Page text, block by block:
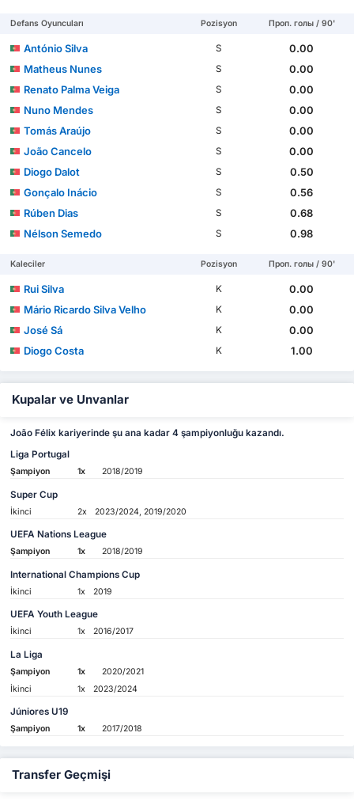
Defans Oyuncuları Pozisyon Проп. голы / 90'
António Silva S
0.00
Matheus Nunes
S
0.00
Renato Palma Veiga
S
0.00
Nuno Mendes
S
0.00
Tomás Araújo
S
0.00
João Cancelo
S
0.00
Diogo Dalot
S
0.50
Gonçalo Inácio
S
0.56
Rúben Dias
S
0.68
Nélson Semedo
S 0.98
Kaleciler Pozisyon Проп. голы / 90'
Rui Silva K
0.00
Mário Ricardo Silva Velho
K
0.00
José Sá
K
0.00
Diogo Costa
K 1.00
Kupalar ve Unvanlar
João Félix kariyerinde şu ana kadar 4 şampiyonluğu kazandı.
Liga Portugal
Şampiyon 1x 2018/2019
Super Cup
İkinci 2x 2023/2024, 2019/2020
UEFA Nations League
Şampiyon 1x 2018/2019
International Champions Cup
İkinci 1x 2019
UEFA Youth League
İkinci 1x 2016/2017
La Liga
Şampiyon 1x
2020/2021
İkinci
1x 2023/2024
Júniores U19
Şampiyon 1x 2017/2018
Transfer Geçmişi